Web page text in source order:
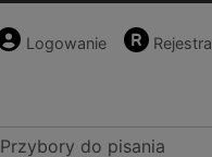
Logowanie
Przybory do pisania